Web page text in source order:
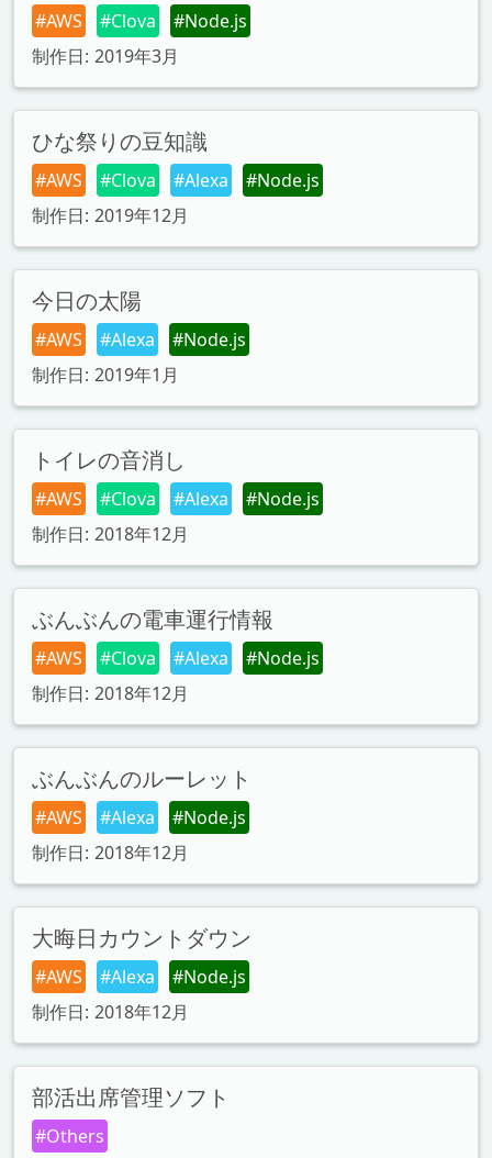
#AWS #Clova
#Node.js
制作日: 2019年3月
ひな祭りの豆知識
#AWS #Clova #Alexa
#Node.js
制作日: 2019年12月
今日の太陽
#AWS #Alexa
#Node.js
制作日: 2019年1月
トイレの音消し
#AWS #Clova #Alexa
#Node.js
制作日: 2018年12月
ぶんぶんの電車運行情報
#AWS #Clova #Alexa
#Node.js
制作日: 2018年12月
ぶんぶんのルーレット
#AWS #Alexa
#Node.js
制作日: 2018年12月
大晦日カウントダウン
#AWS #Alexa
#Node.js
制作日: 2018年12月
部活出席管理ソフト
#Others